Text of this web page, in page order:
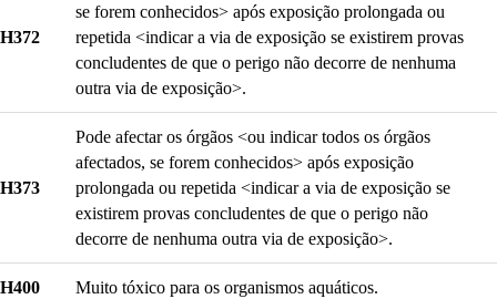
H372
se forem conhecidos> após exposição prolongada ou
repetida <indicar a via de exposição se existirem provas
concludentes de que o perigo não decorre de nenhuma
outra via de exposição>.
H373
Pode afectar os órgãos <ou indicar todos os órgãos
afectados, se forem conhecidos> após exposição
prolongada ou repetida <indicar a via de exposição se
existirem provas concludentes de que o perigo não
decorre de nenhuma outra via de exposição>.
H400 Muito tóxico para os organismos aquáticos.